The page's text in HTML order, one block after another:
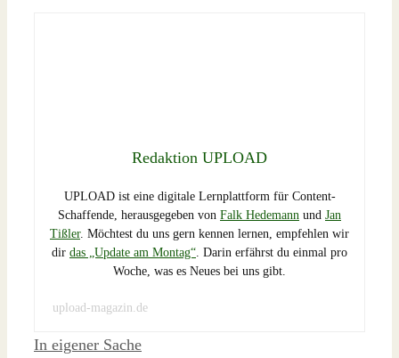
Redaktion UPLOAD
UPLOAD ist eine digitale Lernplattform für Content-
Schaffende, herausgegeben von Falk Hedemann und Jan
Tißler. Möchtest du uns gern kennen lernen, empfehlen wir
dir das „Update am Montag“. Darin erfährst du einmal pro
Woche, was es Neues bei uns gibt.
upload-magazin.de
Schlagwörter
In eigener Sache